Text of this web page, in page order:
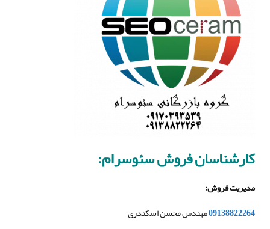
کارشناسان فروش سئوسرام:
مدیریت فروش:
09138822264مهندس محسن اسکندری